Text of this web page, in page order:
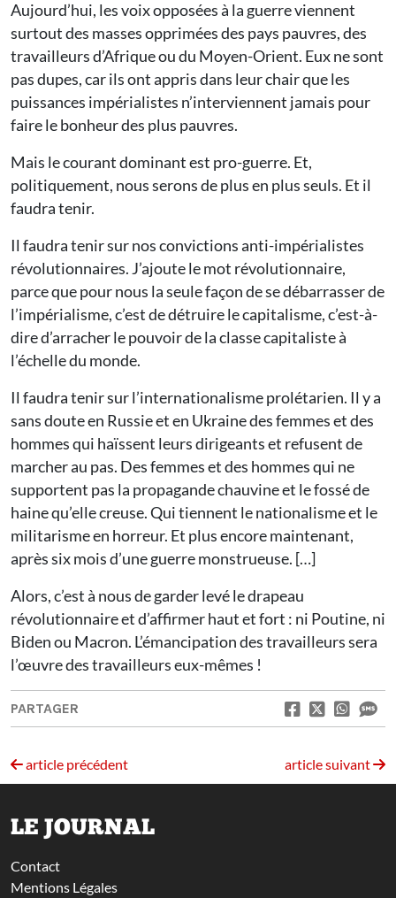
Aujourd’hui, les voix opposées à la guerre viennent
surtout des masses opprimées des pays pauvres, des
travailleurs d’Afrique ou du Moyen-Orient. Eux ne sont
pas dupes, car ils ont appris dans leur chair que les
puissances impérialistes n’interviennent jamais pour
faire le bonheur des plus pauvres.
Mais le courant dominant est pro-guerre. Et,
politiquement, nous serons de plus en plus seuls. Et il
faudra tenir.
Il faudra tenir sur nos convictions anti-impérialistes
révolutionnaires. J’ajoute le mot révolutionnaire,
parce que pour nous la seule façon de se débarrasser de
l’impérialisme, c’est de détruire le capitalisme, c’est-à-
dire d’arracher le pouvoir de la classe capitaliste à
l’échelle du monde.
Il faudra tenir sur l’internationalisme prolétarien. Il y a
sans doute en Russie et en Ukraine des femmes et des
hommes qui haïssent leurs dirigeants et refusent de
marcher au pas. Des femmes et des hommes qui ne
supportent pas la propagande chauvine et le fossé de
haine qu’elle creuse. Qui tiennent le nationalisme et le
militarisme en horreur. Et plus encore maintenant,
après six mois d’une guerre monstrueuse. […]
Alors, c’est à nous de garder levé le drapeau
révolutionnaire et d’affirmer haut et fort : ni Poutine, ni
Biden ou Macron. L’émancipation des travailleurs sera
l’œuvre des travailleurs eux-mêmes !
PARTAGER
article précédent article suivant
LE JOURNAL
Contact
Mentions Légales